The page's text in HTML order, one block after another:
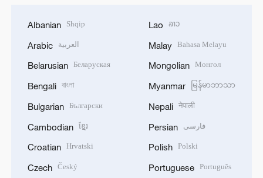
Albanian Shqip
Arabic العربية
Belarusian Беларуская
Bengali বাংলা
Bulgarian Български
Cambodian ខ្មែរ
Croatian Hrvatski
Czech Český
Lao ລາວ
Malay Bahasa Melayu
Mongolian Монгол
Myanmar မြန်မာဘာသာ
Nepali नेपाली
Persian فارسی
Polish Polski
Portuguese Português